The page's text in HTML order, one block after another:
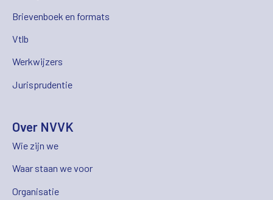
Brievenboek en formats
Vtlb
Werkwijzers
Jurisprudentie
Over NVVK
Wie zijn we
Waar staan we voor
Organisatie